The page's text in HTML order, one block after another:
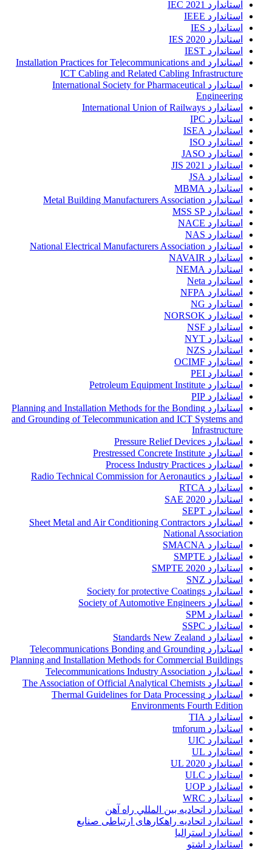
استاندارد IEC 2021
استاندارد IEEE
استاندارد IES
استاندارد IES 2020
استاندارد IEST
استاندارد Installation Practices for Telecommunications and
ICT Cabling and Related Cabling Infrastructure
استاندارد International Society for Pharmaceutical
Engineering
استاندارد International Union of Railways
استاندارد IPC
استاندارد ISEA
استاندارد ISO
استاندارد JASO
استاندارد JIS 2021
استاندارد JSA
استاندارد MBMA
استاندارد Metal Building Manufacturers Association
استاندارد MSS SP
استاندارد NACE
استاندارد NAS
استاندارد National Electrical Manufacturers Association
استاندارد NAVAIR
استاندارد NEMA
استاندارد Neta
استاندارد NFPA
استاندارد NG
استاندارد NORSOK
استاندارد NSF
استاندارد NYT
استاندارد NZS
استاندارد OCIMF
استاندارد PEI
استاندارد Petroleum Equipment Institute
استاندارد PIP
استاندارد Planning and Installation Methods for the Bonding
and Grounding of Telecommunication and ICT Systems and
Infrastructure
استاندارد Pressure Relief Devices
استاندارد Prestressed Concrete Institute
استاندارد Process Industry Practices
استاندارد Radio Technical Commission for Aeronautics
استاندارد RTCA
استاندارد SAE 2020
استاندارد SEPT
استاندارد Sheet Metal and Air Conditioning Contractors
National Association
استاندارد SMACNA
استاندارد SMPTE
استاندارد SMPTE 2020
استاندارد SNZ
استاندارد Society for protective Coatings
استاندارد Society of Automotive Engineers
استاندارد SPM
استاندارد SSPC
استاندارد Standards New Zealand
استاندارد Telecommunications Bonding and Grounding
Planning and Installation Methods for Commercial Buildings
استاندارد Telecommunications Industry Association
استاندارد The Association of Official Analytical Chemists
استاندارد Thermal Guidelines for Data Processing
Environments Fourth Edition
استاندارد TIA
استاندارد tmforum
استاندارد UIC
استاندارد UL
استاندارد UL 2020
استاندارد ULC
استاندارد UOP
استاندارد WRC
استاندارد اتحاديه بين المللي راه آهن
استاندارد اتحادیه راهکارهای ارتباطی صنایع
استاندارد استرالیا
استاندارد اشتو